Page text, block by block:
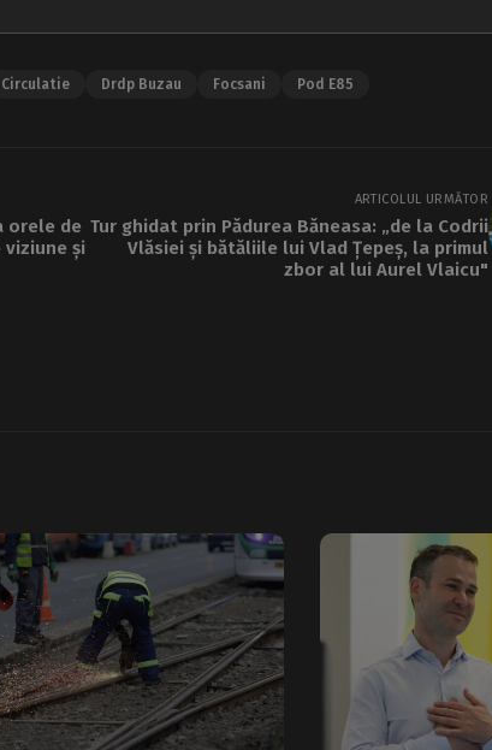
Circulatie Drdp Buzau Focsani Pod E85
orele de
viziune și
ARTICOLUL URMĂTOR
Tur ghidat prin Pădurea Băneasa: „de la Codrii
Vlăsiei și bătăliile lui Vlad Țepeș, la primul
zbor al lui Aurel Vlaicu"